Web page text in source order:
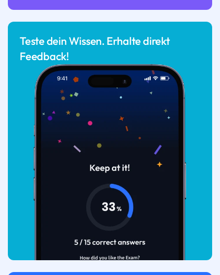
Teste dein Wissen. Erhalte direkt
Feedback!